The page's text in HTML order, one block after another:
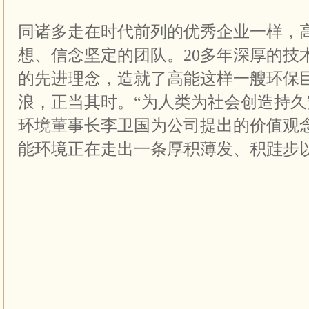
同诸多走在时代前列的优秀企业一样，
想、信念坚定的团队。20多年深厚的技
的先进理念，造就了高能这样一艘环保
浪，正当其时。“为人类为社会创造持
环境董事长李卫国为公司提出的价值观
能环境正在走出一条厚积薄发、积跬步